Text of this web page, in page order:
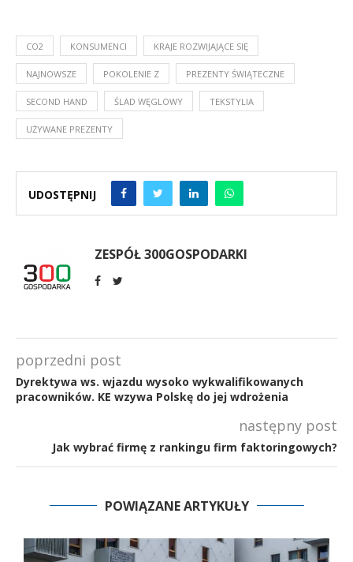
CO2 KONSUMENCI KRAJE ROZWIJAJĄCE SIĘ
NAJNOWSZE POKOLENIE Z PREZENTY ŚWIĄTECZNE
SECOND HAND ŚLAD WĘGLOWY TEKSTYLIA
UŻYWANE PREZENTY
UDOSTĘPNIJ
ZESPÓŁ 300GOSPODARKI
poprzedni post
Dyrektywa ws. wjazdu wysoko wykwalifikowanych
pracowników. KE wzywa Polskę do jej wdrożenia
następny post
Jak wybrać firmę z rankingu firm faktoringowych?
POWIĄZANE ARTYKUŁY